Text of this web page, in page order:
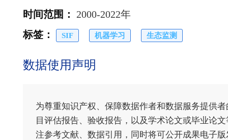
时间范围 ：
2000-2022年
标签 ： SIF 机器学习 生态监测
数据使用声明
为尊重知识产权、保障数据作者和数据服务提供
目评估报告、验收报告，以及学术论文或毕业论
注参考文献、数据引用，同时将可公开成果电子